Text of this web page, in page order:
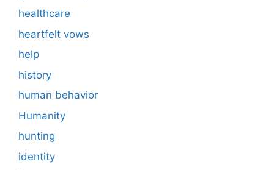
healthcare
heartfelt vows
help
history
human behavior
Humanity
hunting
identity